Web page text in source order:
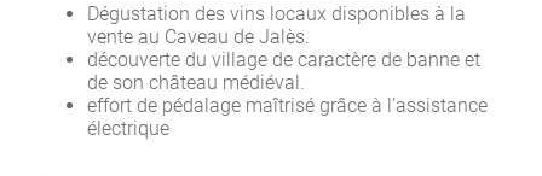
Dégustation des vins locaux disponibles à la
vente au Caveau de Jalès.
découverte du village de caractère de banne et
de son château médiéval.
effort de pédalage maîtrisé grâce à l’assistance
électrique